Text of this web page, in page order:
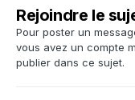
Rejoindre le
Pour poster un
vous avez un compte
publier dans ce sujet.